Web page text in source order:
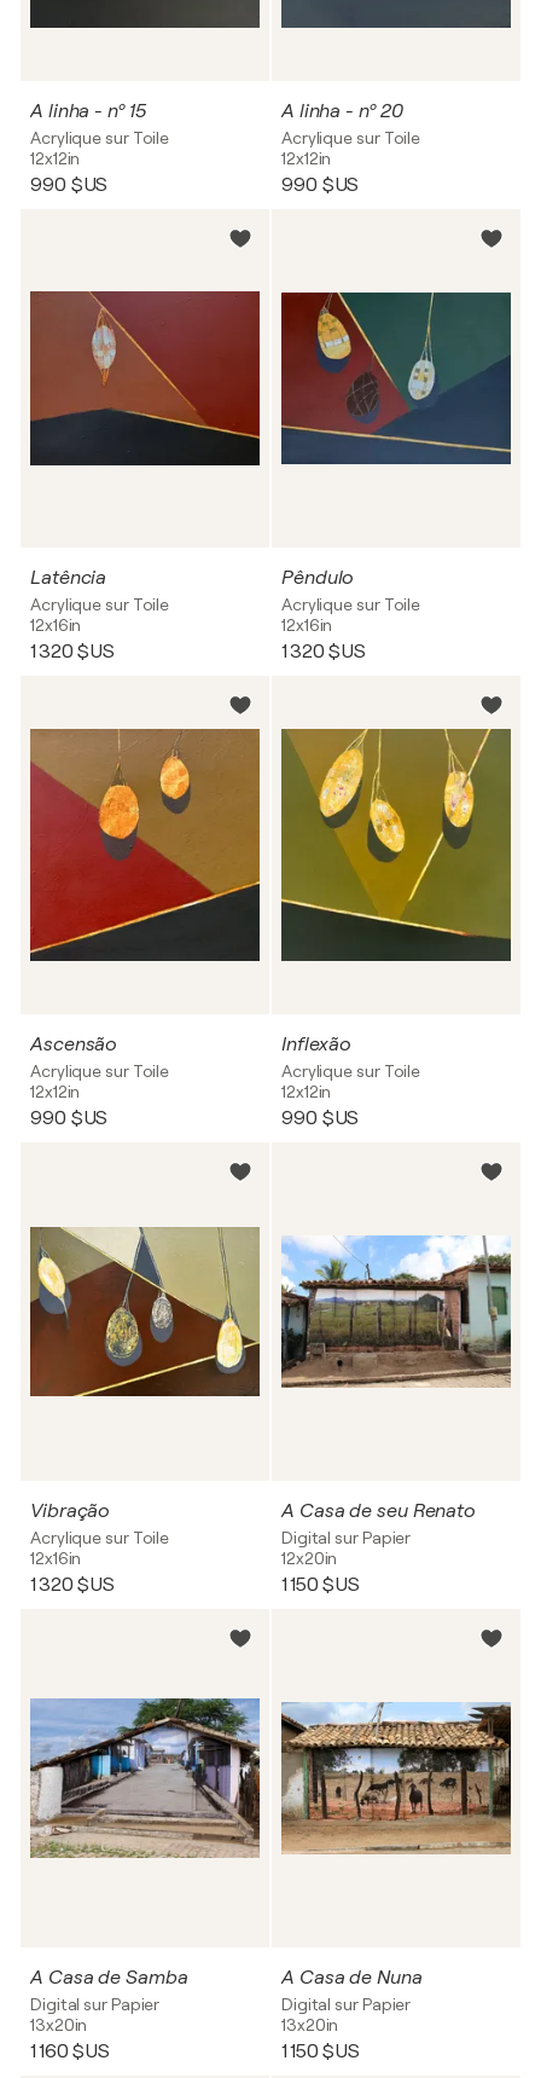
A linha - nº 15
Acrylique sur Toile
12x12in
990 $US
A linha - nº 20
Acrylique sur Toile
12x12in
990 $US
Latência
Acrylique sur Toile
12x16in
1 320 $US
Pêndulo
Acrylique sur Toile
12x16in
1 320 $US
Ascensão
Acrylique sur Toile
12x12in
990 $US
Inflexão
Acrylique sur Toile
12x12in
990 $US
Vibração
Acrylique sur Toile
12x16in
1 320 $US
A Casa de seu Renato
Digital sur Papier
12x20in
1 150 $US
A Casa de Samba
Digital sur Papier
13x20in
1 160 $US
A Casa de Nuna
Digital sur Papier
13x20in
1 150 $US